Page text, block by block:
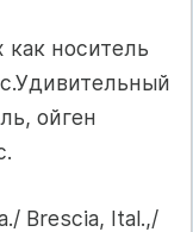
носитель
ойген
Brescia, Ital.,/